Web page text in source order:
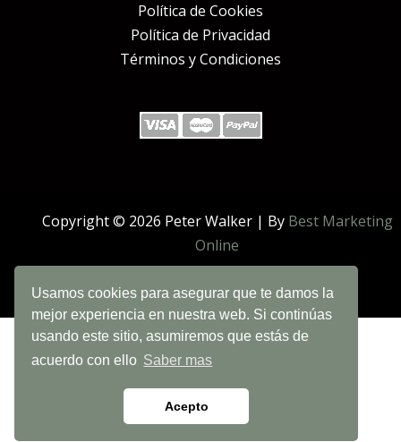
Usamos cookies para asegurar que te damos la
mejor experiencia en nuestra web. Si continúas
usando este sitio, asumiremos que estás de
acuerdo con ello Saber mas
Acepto
Política de Cookies
Política de Privacidad
Términos y Condiciones
Copyright © 2026 Peter Walker | By Best Marketing
Online